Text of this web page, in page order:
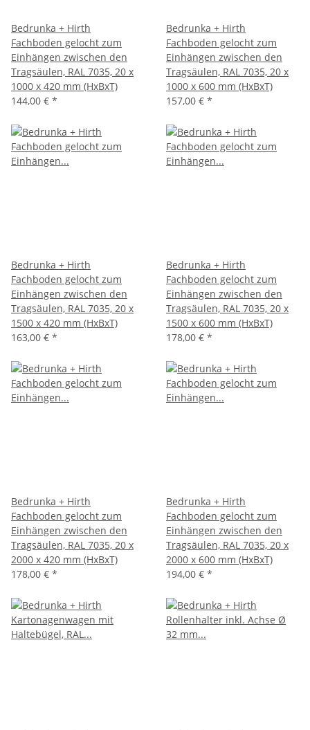
Bedrunka + Hirth
Fachboden gelocht zum
Einhängen zwischen den
Tragsäulen, RAL 7035, 20 x
1000 x 420 mm (HxBxT)
144,00 € *
Bedrunka + Hirth
Fachboden gelocht zum
Einhängen zwischen den
Tragsäulen, RAL 7035, 20 x
1000 x 600 mm (HxBxT)
157,00 € *
Bedrunka + Hirth
Fachboden gelocht zum
Einhängen zwischen den
Tragsäulen, RAL 7035, 20 x
1500 x 420 mm (HxBxT)
163,00 € *
Bedrunka + Hirth
Fachboden gelocht zum
Einhängen zwischen den
Tragsäulen, RAL 7035, 20 x
1500 x 600 mm (HxBxT)
178,00 € *
Bedrunka + Hirth
Fachboden gelocht zum
Einhängen zwischen den
Tragsäulen, RAL 7035, 20 x
2000 x 420 mm (HxBxT)
178,00 € *
Bedrunka + Hirth
Fachboden gelocht zum
Einhängen zwischen den
Tragsäulen, RAL 7035, 20 x
2000 x 600 mm (HxBxT)
194,00 € *